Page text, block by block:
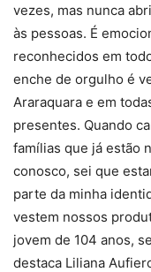
vezes, mas nunca
às pessoas. É
reconhecidos em
enche de orgulho é
Araraquara e em
presentes. Quando
famílias que já estão
conosco, sei que
parte da minha
vestem nossos
jovem de 104 anos,
destaca Liliana